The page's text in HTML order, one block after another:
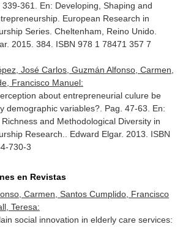
361. En: Developing, Shaping and
European Research in
Series. Cheltenham, Reino Unido.
2015. 384. ISBN 978 1 78471 357 7
José Carlos, Guzmán Alfonso, Carmen,
Francisco Manuel:
about entrepreneurial culure be
demographic variables?. Pag. 47-63. En:
and Methodological Diversity in
Research.
. Edward Elgar. 2013. ISBN
730-3
en Revistas
Carmen, Santos Cumplido, Francisco
Teresa:
social innovation in elderly care services: